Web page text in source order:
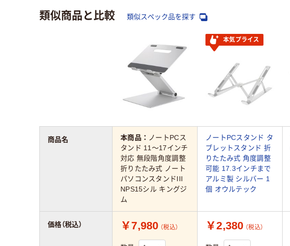
類似商品と比較 類似スペック品を探す
本気プライス
本商品： ノートPCス
タンド 11～17インチ
対応 無段階角度調整
折りたたみ式 ノート
パソコンスタンドIII
NPS15シル キングジ
ム
ノートPCスタンド タ
ブレットスタンド 折
りたたみ式 角度調整
可能 17.3インチまで
アルミ製 シルバー 1
個 オウルテック
￥7,980 （税込） ￥2,380 （税込）
商品名
価格（税込）